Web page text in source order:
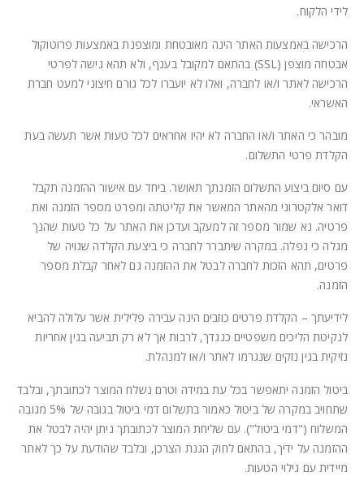
לידי הלקוח.
הרכישה באמצעות האתר הינה מאובטחת ומוצפנת באמצעות פרוטוקול
אבטחה מוצפן (SSL) בהתאם למקובל בענף, ולא תהא גישה לפרטי
הרכישה לאתר ו/או לחברה, ואלו לא יועברו לכל גורם חיצוני למעט חברת
האשראי.
מובהר כי האתר ו/או החברה לא יהיו אחראים לכל טעות אשר תעשה בעת
הקלדת פרטי התשלום.
עם סיום ביצוע התשלום הזמנתך תאושר. ביחד עם אישור ההזמנה תקבל
דואר אלקטרוני מהאתר המאשר את קליטתה ומפרט מספר הזמנה ואת
פרטיה. נא שמור מספר זה למעקב ועדכן את האתר על כל טעות שהנך
מגלה כי נפלה. במקרה שיתברר לחברה כי ביצעת הקלדה שגויה של
פרטים, תהא הזכות לחברה לבטל את ההזמנה גם לאחר קבלת מספר
הזמנה.
לידיעתך – הקלדת פרטים כוזבים הינה עבירה פלילית אשר עלולה להביא
לנקיטת הליכים משפטיים כנגדך, לרבות אך לא רק תביעה בגין אחריות
נזיקית בגין נזקים שנגרמו לאתר ו/או למנהלת.
ביטול הזמנה יתאפשר בכל עת במידה וטרם נשלח המוצר לכתובתך, ובלבד
שתחויב במקרה של ביטול כאמור בתשלום דמי ביטול בגובה של 5% מגובה
המשלוח ("דמי ביטול"). עם שליחת המוצר לכתובתך ניתן יהיה לבטל את
ההזמנה על ידיך, בהתאם לחוק הגנת הצרכן, ובלבד שהודעת על כך לאתר
מיידית עם גילוי הטעות.